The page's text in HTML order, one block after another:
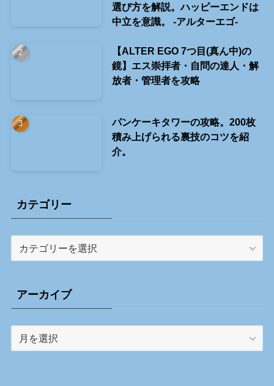
選び方を解説。ハッピーエンドは
中立を意識。 -アルターエゴ-
【ALTER EGO 7つ目(真ん中)の
鏡】エス崇拝者・自問の達人・解
放者・管理者を攻略
パンケーキタワーの攻略。200枚
積み上げられる裏技のコツを紹
介。
カテゴリー
リ
ー
アーカイブ